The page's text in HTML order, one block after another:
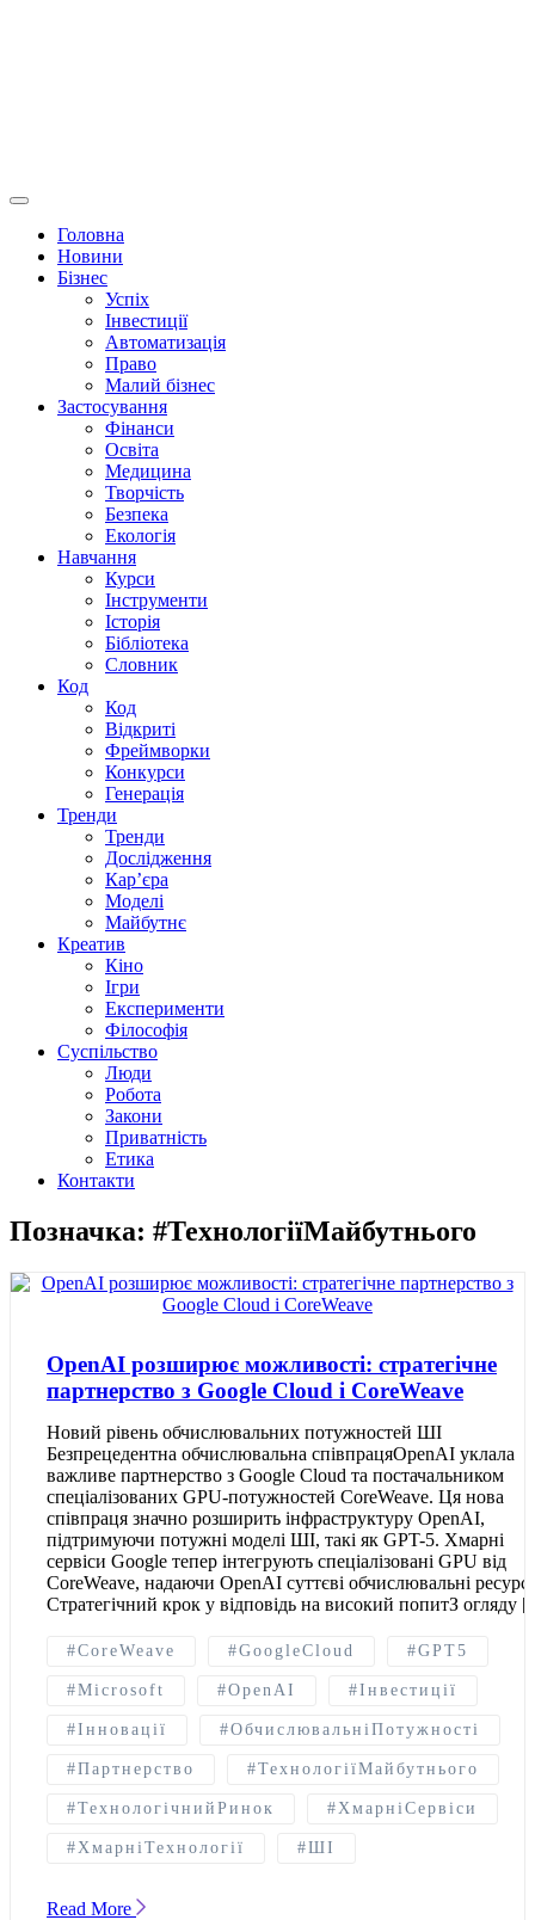
Головна
Новини
Бізнес
Успіх
Інвестиції
Автоматизація
Право
Малий бізнес
Застосування
Фінанси
Освіта
Медицина
Творчість
Безпека
Екологія
Навчання
Курси
Інструменти
Історія
Бібліотека
Словник
Код
Код
Відкриті
Фреймворки
Конкурси
Генерація
Тренди
Тренди
Дослідження
Кар’єра
Моделі
Майбутнє
Креатив
Кіно
Ігри
Експерименти
Філософія
Суспільство
Люди
Робота
Закони
Приватність
Етика
Контакти
Позначка: #ТехнологіїМайбутнього
OpenAI розширює можливості: стратегічне
партнерство з Google Cloud і CoreWeave
Новий рівень обчислювальних потужностей ШІ
Безпрецедентна обчислювальна співпрацяOpenAI уклала
важливе партнерство з Google Cloud та постачальником
спеціалізованих GPU-потужностей CoreWeave. Ця нова
співпраця значно розширить інфраструктуру OpenAI,
підтримуючи потужні моделі ШІ, такі як GPT-5. Хмарні
сервіси Google тепер інтегрують спеціалізовані GPU від
CoreWeave, надаючи OpenAI суттєві обчислювальні
Стратегічний крок у відповідь на високий попитЗ огляду
#CoreWeave #GoogleCloud #GPT5
#Microsoft #OpenAI #Інвестиції
#Інновації #ОбчислювальніПотужності
#Партнерство #ТехнологіїМайбутнього
#ТехнологічнийРинок #ХмарніСервіси
#ХмарніТехнології #ШІ
Read More